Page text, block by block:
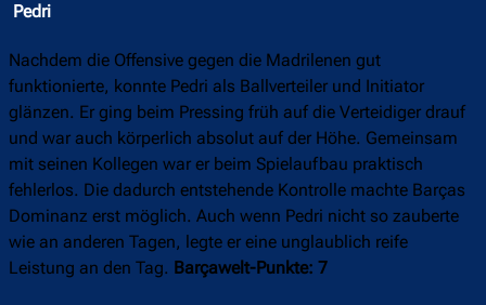
Pedri
Nachdem die Offensive gegen die Madrilenen gut
funktionierte, konnte Pedri als Ballverteiler und Initiator
glänzen. Er ging beim Pressing früh auf die Verteidiger drauf
und war auch körperlich absolut auf der Höhe. Gemeinsam
mit seinen Kollegen war er beim Spielaufbau praktisch
fehlerlos. Die dadurch entstehende Kontrolle machte Barças
Dominanz erst möglich. Auch wenn Pedri nicht so zauberte
wie an anderen Tagen, legte er eine unglaublich reife
Leistung an den Tag. Barçawelt-Punkte: 7